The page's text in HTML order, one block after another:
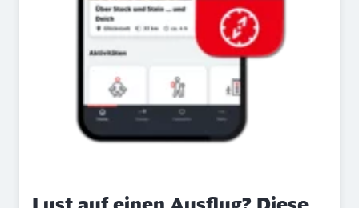
Lust auf einen Ausflug? Diese